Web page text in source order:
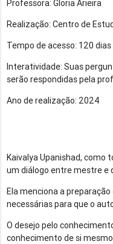
Professora: Gloria Arieira
Realização: Centro de
Tempo de acesso: 120 dias
Interatividade: Suas
serão respondidas pela
Ano de realização: 2024
Kaivalya Upanishad, como
um diálogo entre mestre e
Ela menciona a
necessárias para que o
O desejo pelo
conhecimento de si